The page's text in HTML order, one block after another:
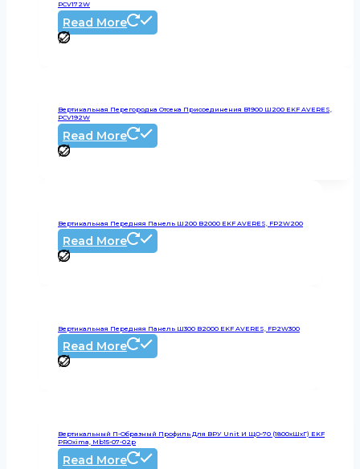
PCV172W
Read More
Вертикальная Перегородка Отсека Присоединения В1900 Ш200 EKF AVERES,
PCV192W
Read More
Вертикальная Передняя Панель Ш200 В2000 EKF AVERES, FP2W200
Read More
Вертикальная Передняя Панель Ш300 В2000 EKF AVERES, FP2W300
Read More
Вертикальный П-Образный Профиль Для ВРУ Unit И ЩО-70 (1800хШхГ) EKF
PROxima, Mb15-07-02p
Read More